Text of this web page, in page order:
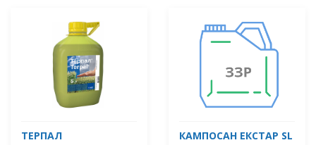
ТЕРПАЛ КАМПОСАН ЕКСТАР SL